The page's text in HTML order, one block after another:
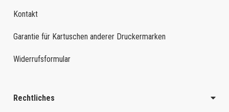
Kontakt
Garantie für Kartuschen anderer Druckermarken
Widerrufsformular
Rechtliches